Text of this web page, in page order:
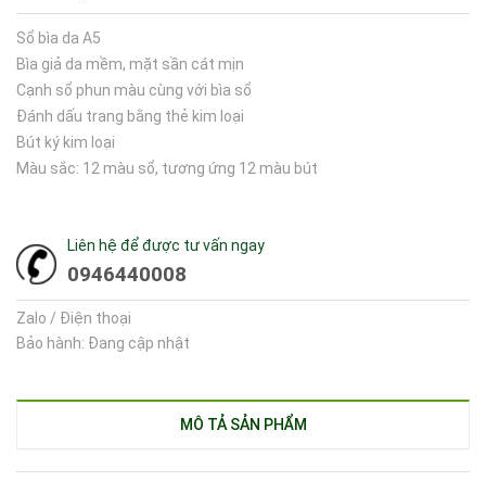
Sổ bìa da A5
Bìa giả da mềm, mặt sần cát mịn
Cạnh sổ phun màu cùng với bìa sổ
Đánh dấu trang bằng thẻ kim loại
Bút ký kim loại
Màu sắc: 12 màu sổ, tương ứng 12 màu bút
Liên hệ để được tư vấn ngay
0946440008
Zalo / Điện thoại
Bảo hành: Đang cập nhật
MÔ TẢ SẢN PHẨM